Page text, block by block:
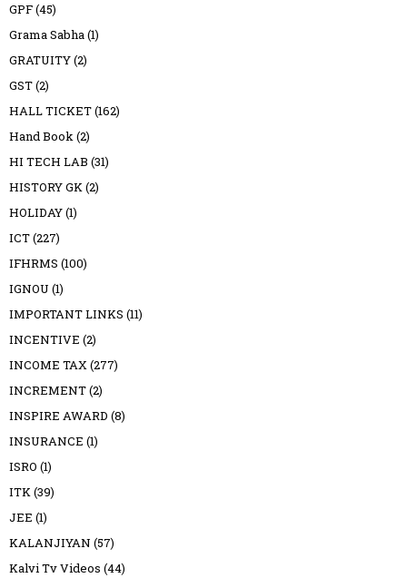
GPF(45)
Grama Sabha(1)
GRATUITY(2)
GST(2)
HALL TICKET(162)
Hand Book(2)
HI TECH LAB (31)
HISTORY GK(2)
HOLIDAY(1)
ICT(227)
IFHRMS (100)
IGNOU (1)
IMPORTANT LINKS (11)
INCENTIVE (2)
INCOME TAX(277)
INCREMENT(2)
INSPIRE AWARD (8)
INSURANCE (1)
ISRO (1)
ITK(39)
JEE (1)
KALANJIYAN (57)
Kalvi Tv Videos (44)